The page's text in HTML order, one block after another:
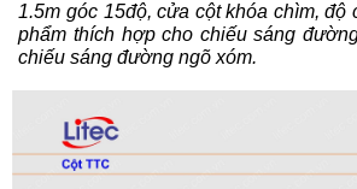
1.5m góc 15độ, cửa cột khóa chìm, độ
phẩm thích hợp cho chiếu sáng
chiếu sáng đường ngõ xóm.